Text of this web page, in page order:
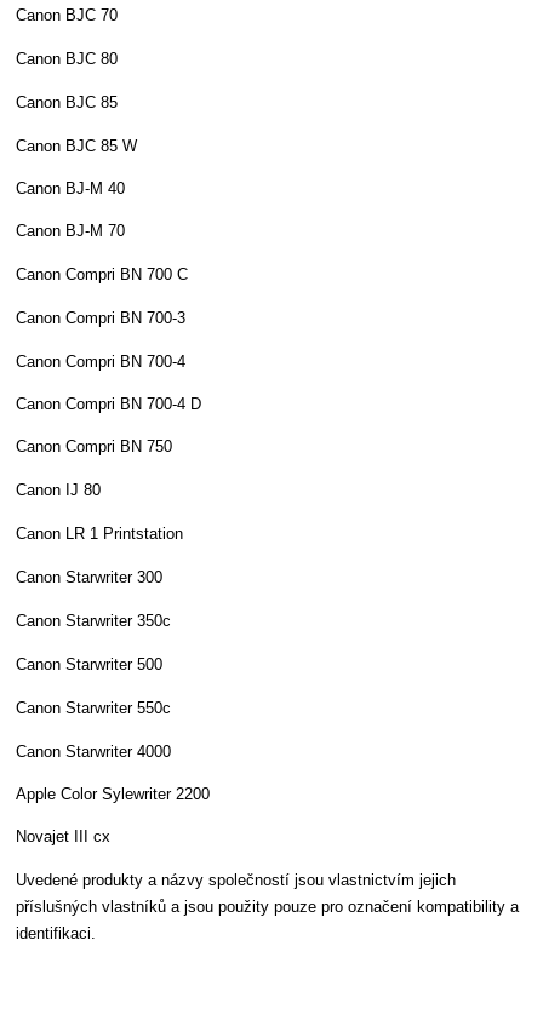
Canon BJC 70
Canon BJC 80
Canon BJC 85
Canon BJC 85 W
Canon BJ-M 40
Canon BJ-M 70
Canon Compri BN 700 C
Canon Compri BN 700-3
Canon Compri BN 700-4
Canon Compri BN 700-4 D
Canon Compri BN 750
Canon IJ 80
Canon LR 1 Printstation
Canon Starwriter 300
Canon Starwriter 350c
Canon Starwriter 500
Canon Starwriter 550c
Canon Starwriter 4000
Apple Color Sylewriter 2200
Novajet III cx
Uvedené produkty a názvy společností jsou vlastnictvím jejich
příslušných vlastníků a jsou použity pouze pro označení kompatibility a
identifikaci.